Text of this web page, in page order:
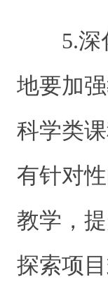
5.
地要加
科学类
有针对
教学，
探索项